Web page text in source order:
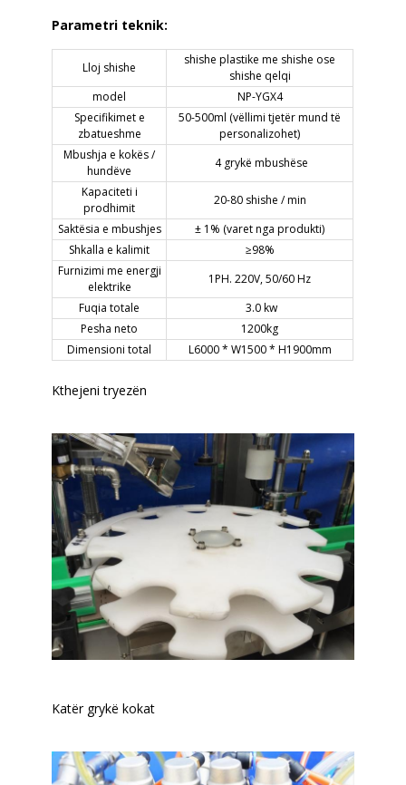
Parametri teknik:
Lloj shishe
shishe plastike me shishe ose
shishe qelqi
model
NP-YGX4
Specifikimet e
zbatueshme
50-500ml (vëllimi tjetër mund të
personalizohet)
Mbushja e kokës /
hundëve
4 grykë mbushëse
Kapaciteti i
prodhimit
20-80 shishe / min
Saktësia e mbushjes
± 1% (varet nga produkti)
Shkalla e kalimit
≥98%
Furnizimi me energji
elektrike
1PH. 220V, 50/60 Hz
Fuqia totale
3.0 kw
Pesha neto
1200kg
Dimensioni total
L6000 * W1500 * H1900mm
Kthejeni tryezën
Katër grykë kokat